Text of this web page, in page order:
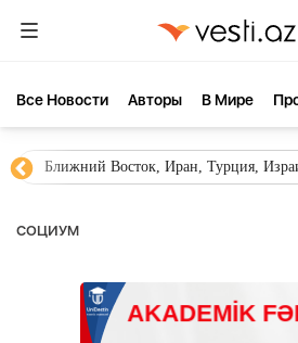
Все Новости Aвторы В Мире
Ближний Восток, Иран, Турция,
СОЦИУМ